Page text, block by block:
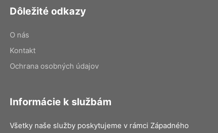
Dôležité odkazy
O nás
Kontakt
Ochrana osobných údajov
Informácie k službám
Všetky naše služby poskytujeme v rámci Západného